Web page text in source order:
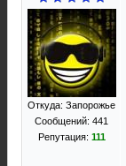
Откуда: Запорожье
Сообщений: 441
Репутация: 111